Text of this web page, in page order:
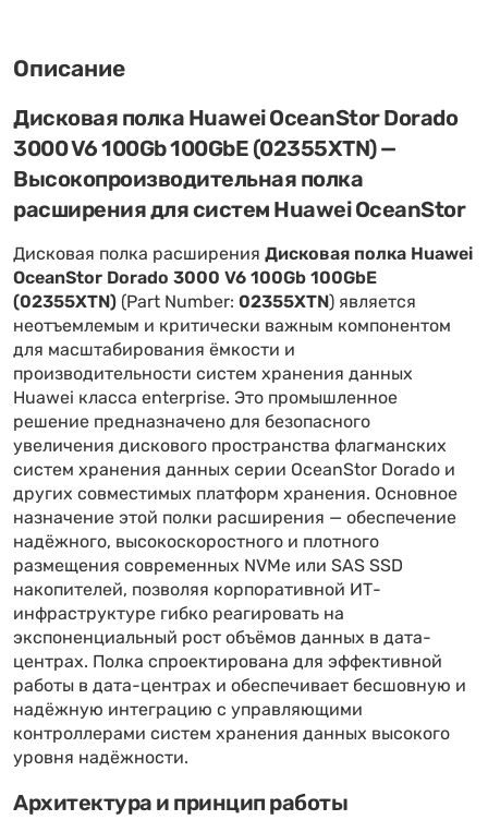
Описание
Дисковая полка Huawei OceanStor Dorado
3000 V6 100Gb 100GbE (02355XTN) —
Высокопроизводительная полка
расширения для систем Huawei OceanStor
Дисковая полка расширения Дисковая полка Huawei
OceanStor Dorado 3000 V6 100Gb 100GbE
(02355XTN) (Part Number: 02355XTN) является
неотъемлемым и критически важным компонентом
для масштабирования ёмкости и
производительности систем хранения данных
Huawei класса enterprise. Это промышленное
решение предназначено для безопасного
увеличения дискового пространства флагманских
систем хранения данных серии OceanStor Dorado и
других совместимых платформ хранения. Основное
назначение этой полки расширения — обеспечение
надёжного, высокоскоростного и плотного
размещения современных NVMe или SAS SSD
накопителей, позволяя корпоративной ИТ-
инфраструктуре гибко реагировать на
экспоненциальный рост объёмов данных в дата-
центрах. Полка спроектирована для эффективной
работы в дата-центрах и обеспечивает бесшовную и
надёжную интеграцию с управляющими
контроллерами систем хранения данных высокого
уровня надёжности.
Архитектура и принцип работы